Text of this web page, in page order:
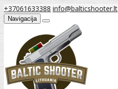
+37061633388 info@balticshooter.lt
Navigacija